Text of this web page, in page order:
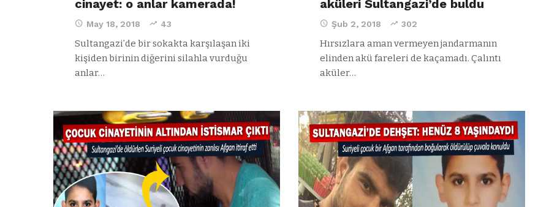
cinayet: o anlar kamerada!
May 18, 2018 43
Sultangazi’de bir sokakta karşılaşan iki
kişiden birinin diğerini silahla vurduğu
anlar…
aküleri Sultangazi’de buldu
Şub 2, 2018 302
Hırsızlara aman vermeyen jandarmanın
elinden akü fareleri de kaçamadı. Çalıntı
aküler…